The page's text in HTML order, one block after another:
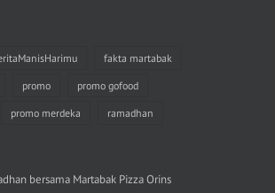
fakta martabak
promo promo gofood
promo merdeka ramadhan
bersama Martabak Pizza Orins